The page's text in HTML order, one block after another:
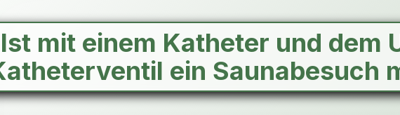
Ist mit einem Katheter und dem
ein Saunabesuch